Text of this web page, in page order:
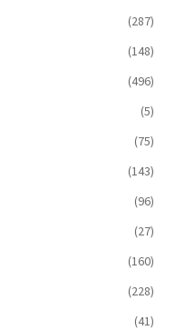
(287)
(148)
(496)
(5)
(75)
(143)
(96)
(27)
(160)
(228)
(41)